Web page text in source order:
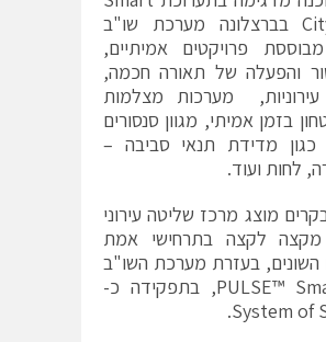
City Expo בברצלונה מערכת שו"ב
מבוססת פרויקטים אמיתיים,
והפעלה של תאורה חכמה,
מערכות מצלמות
בזמן אמיתי, מגוון סנסורים
של IoT כגון מדידת תנאי סביבה –
לחות ועוד.
מוצג מרכז שליטה עירוני
לקצה בתרחישי אמת
השונים, בעזרת מערכת השו"ב
PULSE™ Smart City, בתפקידה כ-
System of